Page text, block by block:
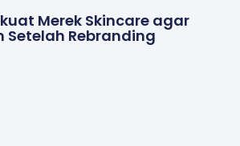
Merek Skincare agar
Setelah Rebranding